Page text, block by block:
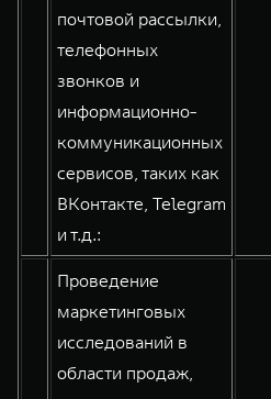
почтовой рассылки,
телефонных
звонков и
информационно-
коммуникационных
сервисов, таких как
ВКонтакте, Telegram
и т.д.:
Проведение
маркетинговых
исследований в
области продаж,